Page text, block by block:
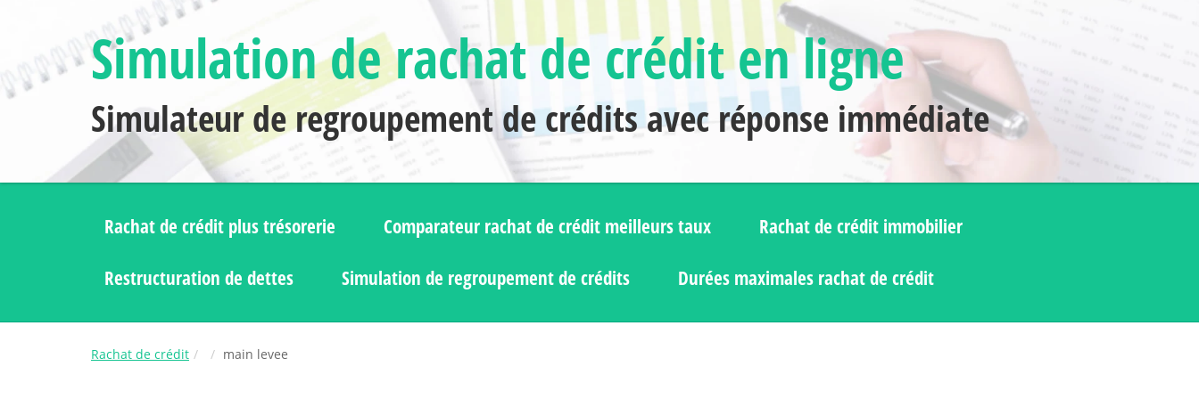
Simulation de rachat de crédit en ligne
Simulateur de regroupement de crédits avec réponse immédiate
Rachat de crédit plus trésorerie Comparateur rachat de crédit meilleurs taux Rachat de crédit immobilier
Restructuration de dettes Simulation de regroupement de crédits Durées maximales rachat de crédit
Rachat de crédit main levee